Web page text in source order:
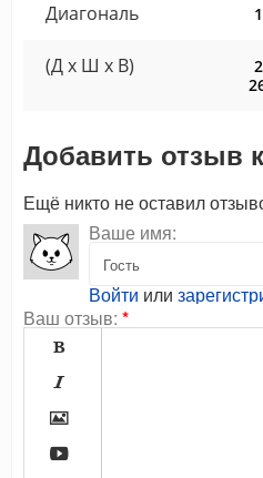
Диагональ
(Д x Ш x В)
Добавить отзыв
Ещё никто не оставил
Ваше имя:
Войти или
Ваш отзыв: *



